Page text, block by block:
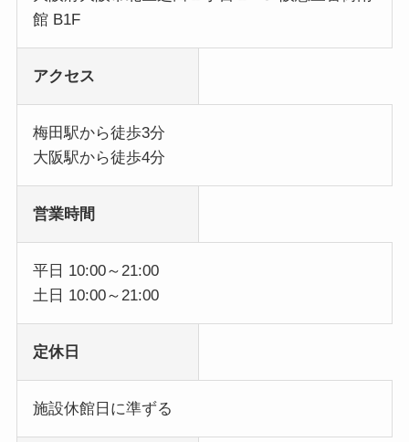
館 B1F
アクセス
梅田駅から徒歩3分
大阪駅から徒歩4分
営業時間
平日 10:00～21:00
土日 10:00～21:00
定休日
施設休館日に準ずる